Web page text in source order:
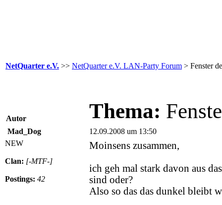
NetQuarter e.V. >> NetQuarter e.V. LAN-Party Forum > Fenster
Autor Thema:
Mad_Dog
12.09.2008 um 13:50
NEW
Clan: [-MTF-]
Postings: 42
Moinsens zusammen,
ich geh mal stark davon aus
sind oder?
Also so das das dunkel bleibt